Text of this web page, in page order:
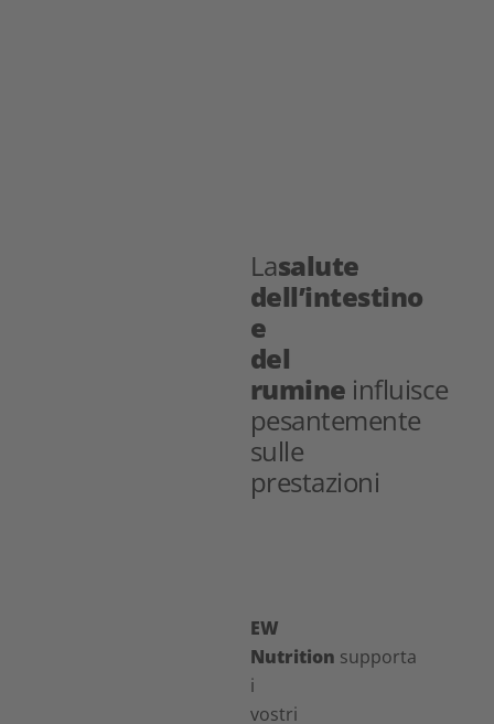
Lasalute
dell’intestino
e
del
rumine influisce
pesantemente
sulle
prestazioni
EW
Nutrition supporta
i
vostri